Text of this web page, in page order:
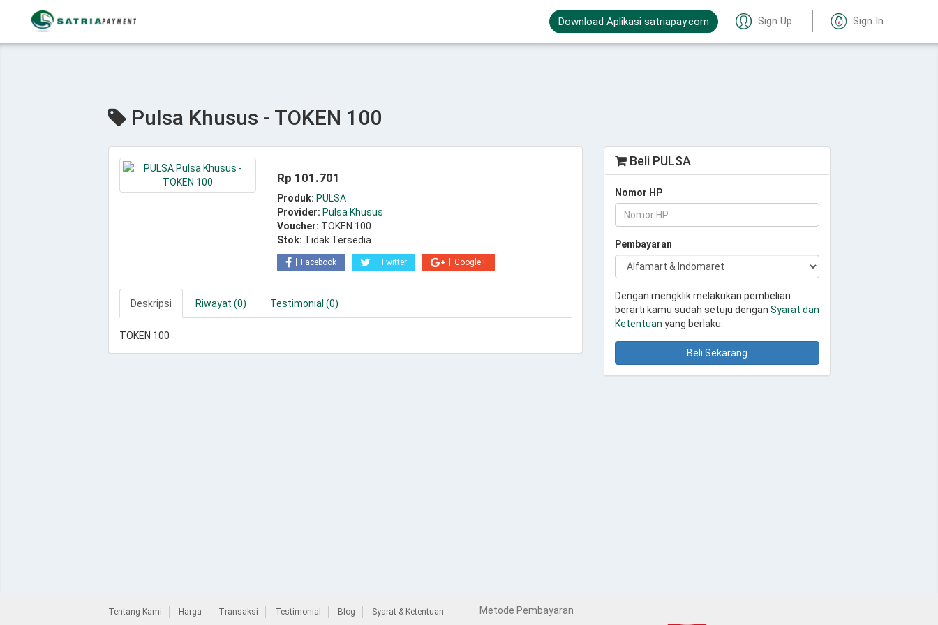
Download Aplikasi satriapay.com Sign Up Sign In
Pulsa Khusus - TOKEN 100
Rp 101.701
Produk: PULSA
Provider: Pulsa Khusus
Voucher: TOKEN 100
Stok: Tidak Tersedia
Facebook Twitter Google+
Deskripsi Riwayat (0) Testimonial (0)
TOKEN 100
Beli PULSA
Nomor HP
Pembayaran
Dengan mengklik melakukan pembelian
berarti kamu sudah setuju dengan Syarat dan
Ketentuan yang berlaku.
Beli Sekarang
Tentang Kami Harga Transaksi Testimonial Blog Syarat & Ketentuan Metode Pembayaran